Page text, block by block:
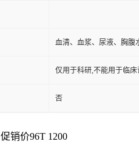
血清、血浆、尿液、胸腹
仅用于科研,不能用于临
否
促销价96T 1200